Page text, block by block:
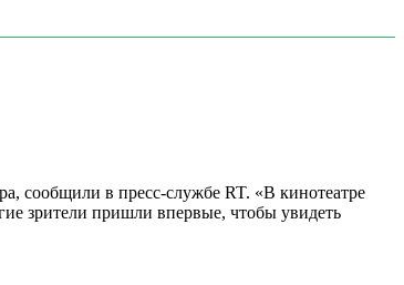
сообщили в пресс-службе RT. «В кинотеатре
зрители пришли впервые, чтобы увидеть